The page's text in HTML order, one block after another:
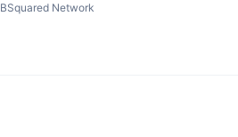
BSquared Network